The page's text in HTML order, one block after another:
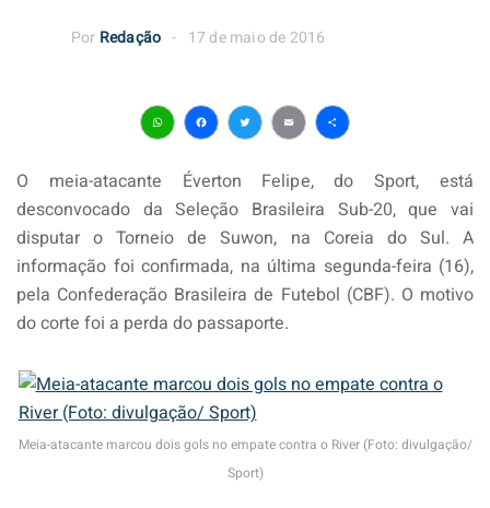
Por Redação 17 de maio de 2016
WhatsApp
Facebook
Twitter
EmailShare
O meia-atacante Éverton Felipe, do Sport, está
desconvocado da Seleção Brasileira Sub-20, que vai
disputar o Torneio de Suwon, na Coreia do Sul. A
informação foi confirmada, na última segunda-feira (16),
pela Confederação Brasileira de Futebol (CBF). O motivo
do corte foi a perda do passaporte.
Meia-atacante marcou dois gols no empate contra o River (Foto: divulgação/
Sport)